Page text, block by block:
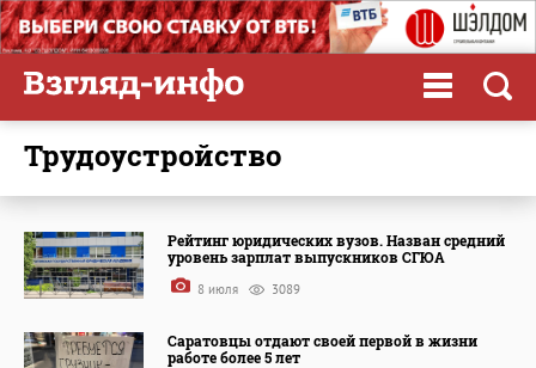
трудоустройство
Рейтинг юридических вузов. Назван средний
уровень зарплат выпускников СГЮА
8 июля 3089
Саратовцы отдают своей первой в жизни
работе более 5 лет